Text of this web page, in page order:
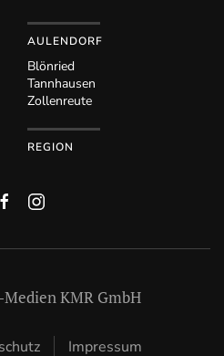
AULENDORF
Blönried
Tannhausen
Zollenreute
REGION
KMR GmbH
Impressum